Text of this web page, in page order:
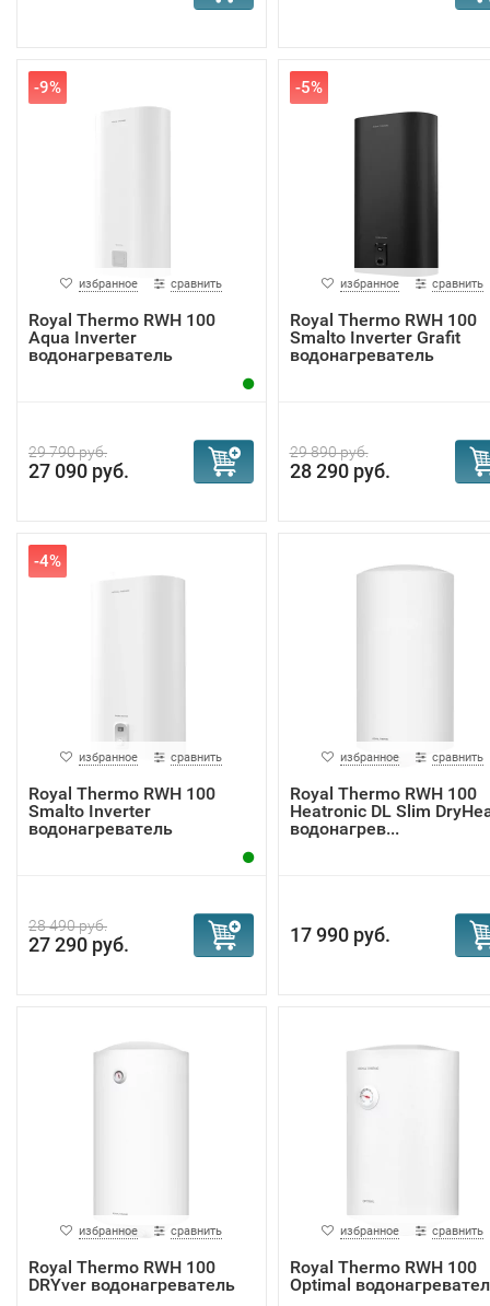
-9%
избранное сравнить
Royal Thermo RWH 100
Aqua Inverter
водонагреватель
29 790 руб.
27 090 руб.
-5%
избранное сравнить
Royal Thermo RWH 100
Smalto Inverter Grafit
водонагреватель
29 890 руб.
28 290 руб.
-4%
избранное сравнить
Royal Thermo RWH 100
Smalto Inverter
водонагреватель
28 490 руб.
27 290 руб.
избранное сравнить
Royal Thermo RWH 100
Heatronic DL Slim
водонагрев...
17 990 руб.
избранное сравнить
Royal Thermo RWH 100
DRYver водонагреватель
избранное сравнить
Royal Thermo RWH 100
Optimal